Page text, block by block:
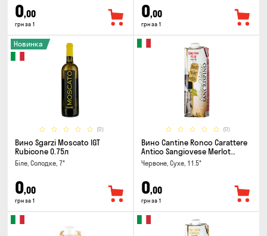
0,00
грн за 1
0,00
грн за 1
(0)
Новинка
Вино Sgarzi Moscato IGT
Rubicone 0.75л
Біле, Солодке, 7°
0,00
грн за 1
(0)
Вино Cantine Ronco Carattere
Antico Sangiovese Merlot
Rubicone IGT 1л
Червоне, Сухе, 11.5°
0,00
грн за 1